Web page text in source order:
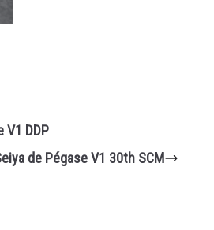
V1 DDP
de Pégase V1 30th SCM